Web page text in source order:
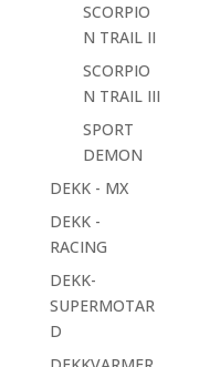
SCORPIO
N TRAIL II
SCORPIO
N TRAIL III
SPORT
DEMON
DEKK - MX
DEKK -
RACING
DEKK-
SUPERMOTAR
D